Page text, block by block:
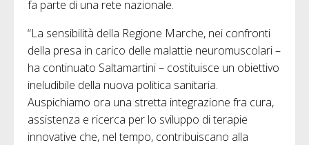
fa parte di una rete nazionale.
“La sensibilità della Regione Marche, nei confronti
della presa in carico delle malattie neuromuscolari –
ha continuato Saltamartini – costituisce un obiettivo
ineludibile della nuova politica sanitaria.
Auspichiamo ora una stretta integrazione fra cura,
assistenza e ricerca per lo sviluppo di terapie
innovative che, nel tempo, contribuiscano alla